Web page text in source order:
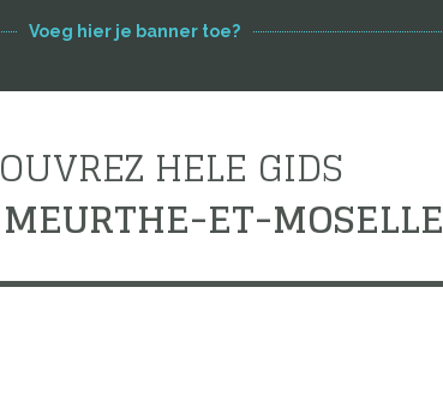
Voeg hier je banner toe?
HELE GIDS
ET-MOSELLE